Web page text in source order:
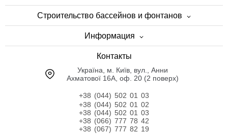
Строительство бассейнов и фонтанов
Информация
Контакты
Українa, м. Київ, вул., Анни
Ахматової 16А, оф. 20 (2 поверх)
+38 (044) 502 01 03
+38 (044) 502 01 02
+38 (044) 502 01 03
+38 (066) 777 78 42
+38 (067) 777 82 19